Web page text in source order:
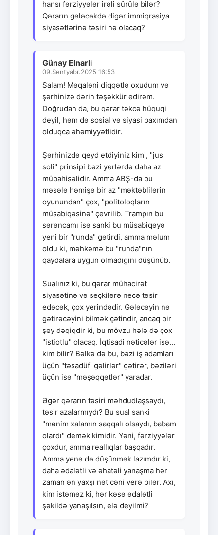
hansı fərziyyələr irəli sürülə bilər?
Qərarın gələcəkdə digər immiqrasiya
siyasətlərinə təsiri nə olacaq?
Günay Elnarli
09.Sentyabr.2025 16:53
Salam! Məqaləni diqqətlə oxudum və
şərhinizə dərin təşəkkür edirəm.
Doğrudan da, bu qərar təkcə hüquqi
deyil, həm də sosial və siyasi baxımdan
olduqca əhəmiyyətlidir.
Şərhinizdə qeyd etdiyiniz kimi, "jus
soli" prinsipi bəzi yerlərdə daha az
mübahisəlidir. Amma ABŞ-da bu
məsələ həmişə bir az "məktəblilərin
oyunundan" çox, "politoloqların
müsabiqəsinə" çevrilib. Trampın bu
sərəncamı isə sanki bu müsabiqəyə
yeni bir "runda" gətirdi, amma məlum
oldu ki, məhkəmə bu "runda"nın
qaydalara uyğun olmadığını düşünüb.
Sualınız ki, bu qərar mühacirət
siyasətinə və seçkilərə necə təsir
edəcək, çox yerindədir. Gələcəyin nə
gətirəcəyini bilmək çətindir, ancaq bir
şey dəqiqdir ki, bu mövzu hələ də çox
"istiotlu" olacaq. İqtisadi nəticələr isə...
kim bilir? Bəlkə də bu, bəzi iş adamları
üçün "təsadüfi gəlirlər" gətirər, bəziləri
üçün isə "məşəqqətlər" yaradar.
Əgər qərarın təsiri məhdudlaşsaydı,
təsir azalarmıydı? Bu sual sanki
"mənim xalamın saqqalı olsaydı, babam
olardı" demək kimidir. Yəni, fərziyyələr
çoxdur, amma reallıqlar başqadır.
Amma yenə də düşünmək lazımdır ki,
daha ədalətli və əhatəli yanaşma hər
zaman ən yaxşı nəticəni verə bilər. Axı,
kim istəməz ki, hər kəsə ədalətli
şəkildə yanaşılsın, elə deyilmi?